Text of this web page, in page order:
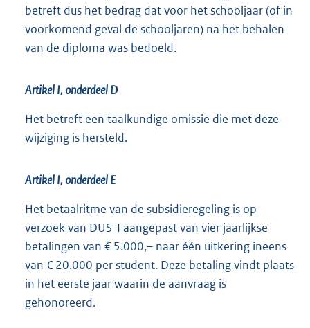
betreft dus het bedrag dat voor het schooljaar (of in
voorkomend geval de schooljaren) na het behalen
van de diploma was bedoeld.
Artikel I, onderdeel D
Het betreft een taalkundige omissie die met deze
wijziging is hersteld.
Artikel I, onderdeel E
Het betaalritme van de subsidieregeling is op
verzoek van DUS-I aangepast van vier jaarlijkse
betalingen van € 5.000,– naar één uitkering ineens
van € 20.000 per student. Deze betaling vindt plaats
in het eerste jaar waarin de aanvraag is
gehonoreerd.